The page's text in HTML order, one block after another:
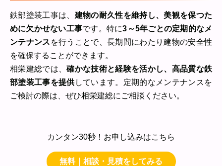
鉄部塗装工事は、 建物の耐久性を維持し、美観を保つた
めに欠かせない工事です。特に3～5年ごとの定期的なメ
ンテナンス を行うことで、長期間にわたり建物の安全性
を確保することができます。
相栄建総では、確かな技術と経験を活かし、高品質な鉄
部塗装工事を提供しています。定期的なメンテナンスを
ご検討の際は、ぜひ相栄建総にご相談ください。
カンタン30秒！お申し込みはこちら
無料｜相談・見積をしてみる